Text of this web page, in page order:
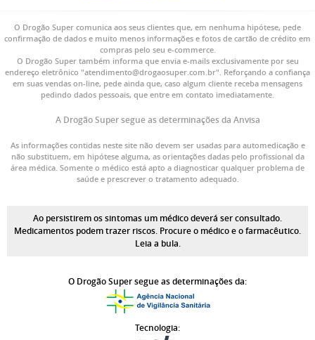
O Drogão Super comunica aos seus clientes que, em nenhuma hipótese, pede
confirmação de dados e muito menos informações e fotos de cartão de crédito em
compras pelo seu e-commerce.
O Drogão Super também informa que envia e-mails exclusivamente por seu
endereço eletrônico "atendimento@drogaosuper.com.br". Reforçando a confiança
em suas vendas on-line, pede ainda que, caso algum cliente receba mensagens
pedindo dados pessoais, que entre em contato imediatamente.
A Drogão Super segue as determinações da Anvisa
As informações contidas neste site não devem ser usadas para automedicação e
não substituem, em hipótese alguma, as orientações dadas pelo profissional da
área médica. Somente o médico está apto a diagnosticar qualquer problema de
saúde e prescrever o tratamento adequado.
Ao persistirem os sintomas um médico deverá ser consultado.
Medicamentos podem trazer riscos. Procure o médico e o farmacêutico.
Leia a bula.
O Drogão Super segue as determinações da:
Tecnologia: